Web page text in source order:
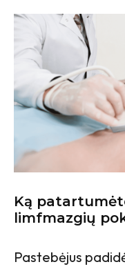
Ką
limfmazgių
Pastebėjus